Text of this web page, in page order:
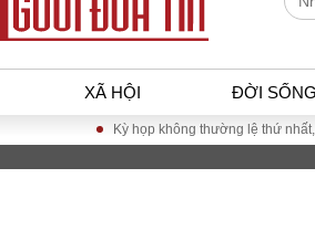
XÃ HỘI ĐỜI SỐNG
KINH TẾ XÃ HỘI
Kỳ họp không thường lệ thứ nhất, Quốc